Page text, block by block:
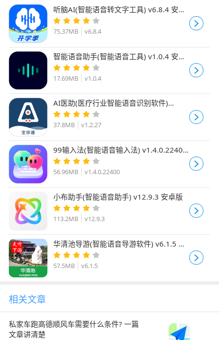
听脑AI(智能语音转文字工具) v6.8.4 安卓
版
75.37MB v6.8.4
智能语音助手(智能语音工具) v1.0.4 安卓
手机版
17.69MB v1.0.4
AI医助(医疗行业智能语音识别软件)
V1.2.27 安卓版
37.8MB v1.2.27
99输入法(智能语音输入法) v1.4.0.22400
安卓版
56.96MB v1.4.0.22400
小布助手(智能语音助手) v12.9.3 安卓版
113.2MB v12.9.3
华清池导游(智能语音导游软件) v6.1.5 安
卓手机版
57.5MB v6.1.5
相关文章
私家车跑高德顺风车需要什么条件? 一篇
文章讲清楚